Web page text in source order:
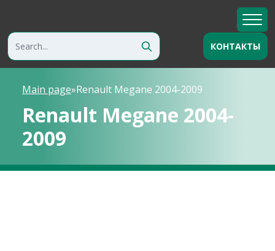
КОНТАКТЫ
Main page»Renault Megane 2004-2009
Renault Megane 2004-
2009